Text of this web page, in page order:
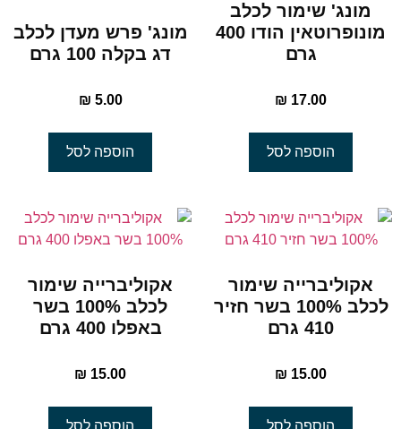
מונג' שימור לכלב
מונופרוטאין הודו 400
גרם
₪ 17.00
הוספה לסל
מונג' פרש מעדן לכלב
דג בקלה 100 גרם
₪ 5.00
הוספה לסל
אקוליברייה שימור
לכלב 100% בשר חזיר
410 גרם
₪ 15.00
אקוליברייה שימור
לכלב 100% בשר
באפלו 400 גרם
₪ 15.00